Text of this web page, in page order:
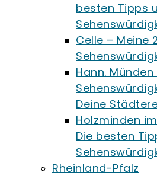
besten Tipps
Celle – Meine
Hann. Münden
Deine
Holzminden
Die besten
Rheinland-Pfalz